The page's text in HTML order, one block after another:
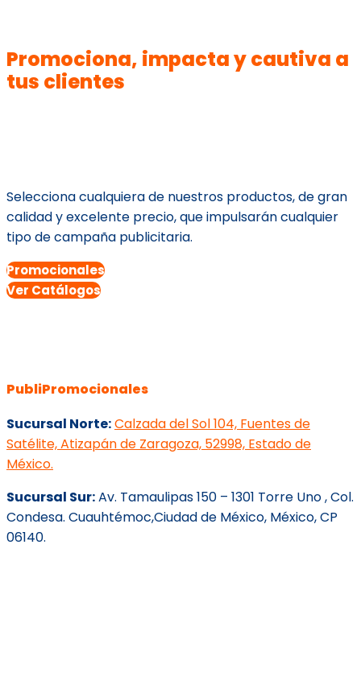
Promociona, impacta y cautiva a
tus clientes
Selecciona cualquiera de nuestros productos, de gran
calidad y excelente precio, que impulsarán cualquier
tipo de campaña publicitaria.
Promocionales
Ver Catálogos
PubliPromocionales
Sucursal Norte:Calzada del Sol 104, Fuentes de
Satélite, Atizapán de Zaragoza, 52998, Estado de
México.
Sucursal Sur:Av. Tamaulipas 150 – 1301 Torre Uno , Col.
Condesa. Cuauhtémoc,Ciudad de México, México, CP
06140.